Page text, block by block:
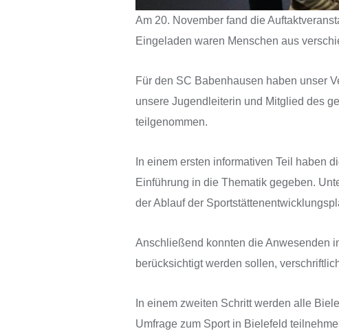
Am 20. November fand die
Eingeladen waren Menschen aus
Für den SC Babenhausen haben unser
unsere Jugendleiterin und Mitglied des
teilgenommen.
In einem ersten informativen Teil haben
Einführung in die Thematik gegeben.
der Ablauf der
Anschließend konnten die Anwesenden
berücksichtigt werden sollen,
In einem zweiten Schritt werden alle
Umfrage zum Sport in Bielefeld